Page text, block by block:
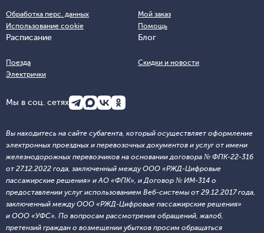
Обработка перс. данных
Использование cookie
Мой заказ
Помощь
Расписание
Поезда
Электрички
Блог
Скидки и новости
Мы в соц. сетях
Вы находитесь на сайте субагента, который осуществляет оформление
электронных проездных и перевозочных документов и услуг от имени
железнодорожных перевозчиков на основании договора № ФПК-22-316
от 27.12.2022 года, заключенный между ООО «РЖД-Цифровые
пассажирские решения» и АО «ФПК», и Договор № ИМ-314 о
предоставлении услуг использованием Веб-системы от 29.12.2017 года,
заключенный между ООО «РЖД-Цифровые пассажирские решения»
и ООО «УФС». По вопросам рассмотрения обращений, жалоб,
претензий граждан о возмещении убытков просим обращаться